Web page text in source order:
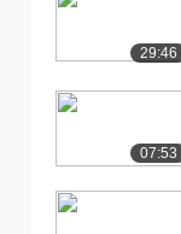
律及熵参数 主...
性质及过程 主...
性质及过程 主...
29:46
07:53